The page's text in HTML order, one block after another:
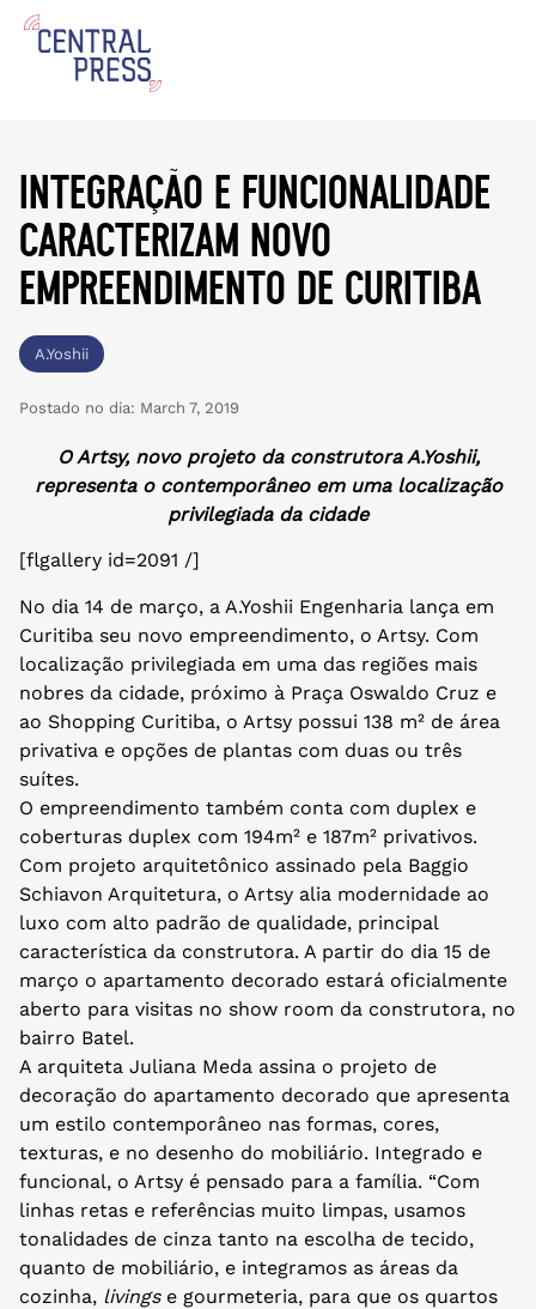
integração e funcionalidade
caracterizam novo
empreendimento de curitiba
A.Yoshii
Postado no dia: March 7, 2019
O Artsy, novo projeto da construtora A.Yoshii,
representa o contemporâneo em uma localização
privilegiada da cidade
[flgallery id=2091 /]
No dia 14 de março, a A.Yoshii Engenharia lança em
Curitiba seu novo empreendimento, o Artsy. Com
localização privilegiada em uma das regiões mais
nobres da cidade, próximo à Praça Oswaldo Cruz e
ao Shopping Curitiba, o Artsy possui 138 m² de área
privativa e opções de plantas com duas ou três
suítes.
O empreendimento também conta com duplex e
coberturas duplex com 194m² e 187m² privativos.
Com projeto arquitetônico assinado pela Baggio
Schiavon Arquitetura, o Artsy alia modernidade ao
luxo com alto padrão de qualidade, principal
característica da construtora. A partir do dia 15 de
março o apartamento decorado estará oficialmente
aberto para visitas no show room da construtora, no
bairro Batel.
A arquiteta Juliana Meda assina o projeto de
decoração do apartamento decorado que apresenta
um estilo contemporâneo nas formas, cores,
texturas, e no desenho do mobiliário. Integrado e
funcional, o Artsy é pensado para a família. “Com
linhas retas e referências muito limpas, usamos
tonalidades de cinza tanto na escolha de tecido,
quanto de mobiliário, e integramos as áreas da
cozinha, livings e gourmeteria, para que os quartos